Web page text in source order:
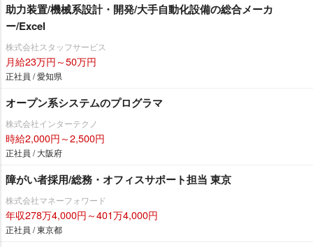
助力装置/機械系設計・開発/大手自動化設備の総合メーカ
ー/Excel
株式会社スタッフサービス
月給23万円～50万円
正社員 / 愛知県
オープン系システムのプログラマ
株式会社インターテクノ
時給2,000円～2,500円
正社員 / 大阪府
障がい者採用/総務・オフィスサポート担当 東京
株式会社マネーフォワード
年収278万4,000円～401万4,000円
正社員 / 東京都